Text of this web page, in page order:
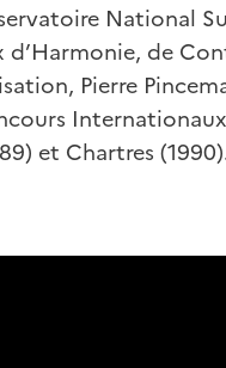
National
d’Harmonie, de
Pierre
et Chartres